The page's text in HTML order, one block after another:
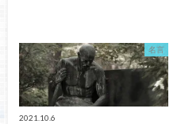
名言
2021.10.6